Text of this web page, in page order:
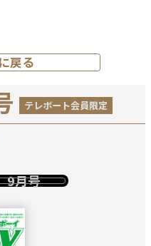
戻る
テレボート会員限定
9月号